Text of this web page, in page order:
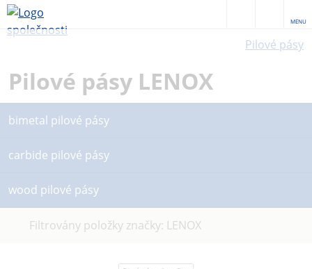
MENU
Pilové pásy
Pilové pásy LENOX
bimetal pilové pásy
carbide pilové pásy
wood pilové pásy
Filtrovány položky značky: LENOX